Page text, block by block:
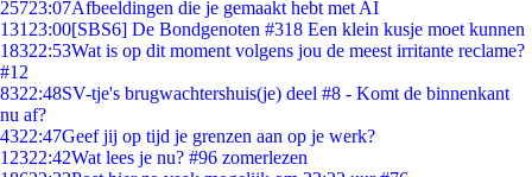
25723:07Afbeeldingen die je gemaakt hebt met AI
131 23:00[SBS6] De Bondgenoten #318 Een klein kusje moet kunnen
18322:53Wat is op dit moment volgens jou de meest irritante reclame?
#12
8322:48SV-tje's brugwachtershuis(je) deel #8 - Komt de binnenkant
nu af?
4322:47Geef jij op tijd je grenzen aan op je werk?
12322:42Wat lees je nu? #96 zomerlezen